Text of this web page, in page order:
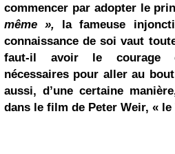
commencer par adopter le
même », la fameuse
connaissance de soi vaut
faut-il avoir le courage
nécessaires pour aller au
aussi, d’une certaine
dans le film de Peter Weir, « le